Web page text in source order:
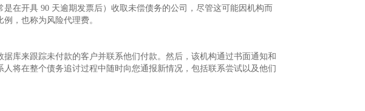
在开具 90 天逾期发票后）收取未偿债务的公司，尽管这可能因机构而
，也称为风险代理费。
库来跟踪未付款的客户并联系他们付款。然后，该机构通过书面通知和
将在整个债务追讨过程中随时向您通报新情况，包括联系尝试以及他们